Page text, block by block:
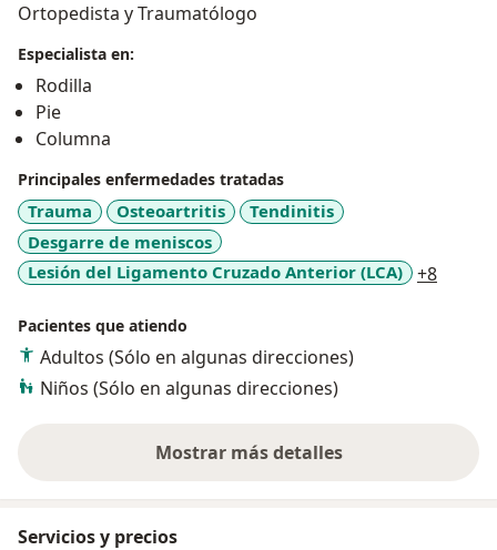
Ortopedista y Traumatólogo
Especialista en:
Rodilla
Pie
Columna
Principales enfermedades tratadas
Trauma Osteoartritis
Tendinitis
Desgarre de meniscos
Lesión del Ligamento Cruzado Anterior (LCA)
+8
Pacientes que atiendo
Adultos (Sólo en algunas direcciones)
Niños (Sólo en algunas direcciones)
Mostrar más detalles
sobre la experiencia
Servicios y precios